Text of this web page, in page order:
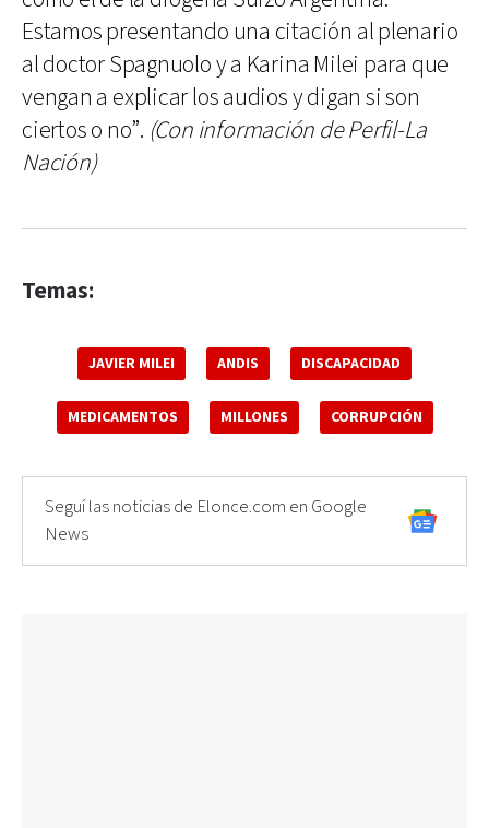
Estamos presentando una citación al plenario
al doctor Spagnuolo y a Karina Milei para que
vengan a explicar los audios y digan si son
ciertos o no”. (Con información de Perfil-La
Nación)
Temas:
JAVIER MILEI ANDIS DISCAPACIDAD
MEDICAMENTOS MILLONES CORRUPCIÓN
Seguí las noticias de Elonce.com en Google
News